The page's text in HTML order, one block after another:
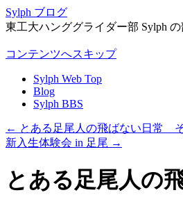
Sylph ブログ
東工大ハンググライダー部 Sylph
コンテンツへスキップ
Sylph Web Top
Blog
Sylph BBS
← とある足尾人の飛ばない日常 そ
新入生体験会 in 足尾 →
とある足尾人の